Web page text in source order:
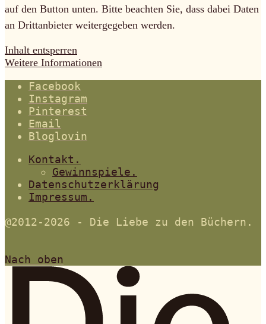
auf den Button unten. Bitte beachten Sie, dass dabei Daten
an Drittanbieter weitergegeben werden.
Inhalt entsperren
Weitere Informationen
Facebook
Instagram
Pinterest
Email
Bloglovin
Kontakt.
Gewinnspiele.
Datenschutzerklärung
Impressum.
@2012-2026 - Die Liebe zu den Büchern.
Nach oben